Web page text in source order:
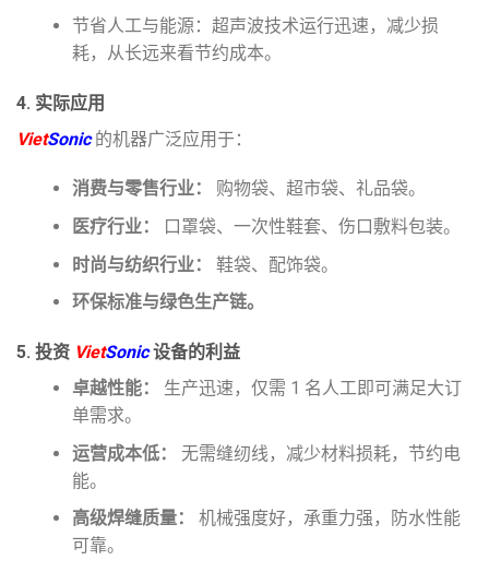
节省人工与能源：超声波技术运行迅速，减少损
耗，从长远来看节约成本。
4. 实际应用
VietSonic的机器广泛应用于：
消费与零售行业：
购物袋、超市袋、礼品袋。
医疗行业：
口罩袋、一次性鞋套、伤口敷料包装。
时尚与纺织行业：
鞋袋、配饰袋。
环保标准与绿色生产链。
5. 投资 VietSonic设备的利益
卓越性能：
生产迅速，仅需 1 名人工即可满足大订
单需求。
运营成本低：
无需缝纫线，减少材料损耗，节约电
能。
高级焊缝质量：
机械强度好，承重力强，防水性能
可靠。